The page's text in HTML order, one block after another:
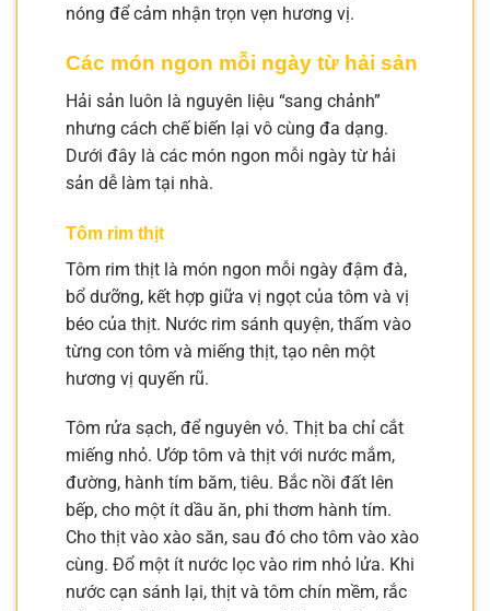
nóng để cảm nhận trọn vẹn hương vị.
Các món ngon mỗi ngày từ hải sản
Hải sản luôn là nguyên liệu “sang chảnh”
nhưng cách chế biến lại vô cùng đa dạng.
Dưới đây là các món ngon mỗi ngày từ hải
sản dễ làm tại nhà.
Tôm rim thịt
Tôm rim thịt là món ngon mỗi ngày đậm đà,
bổ dưỡng, kết hợp giữa vị ngọt của tôm và vị
béo của thịt. Nước rim sánh quyện, thấm vào
từng con tôm và miếng thịt, tạo nên một
hương vị quyến rũ.
Tôm rửa sạch, để nguyên vỏ. Thịt ba chỉ cắt
miếng nhỏ. Ướp tôm và thịt với nước mắm,
đường, hành tím băm, tiêu. Bắc nồi đất lên
bếp, cho một ít dầu ăn, phi thơm hành tím.
Cho thịt vào xào săn, sau đó cho tôm vào xào
cùng. Đổ một ít nước lọc vào rim nhỏ lửa. Khi
nước cạn sánh lại, thịt và tôm chín mềm, rắc